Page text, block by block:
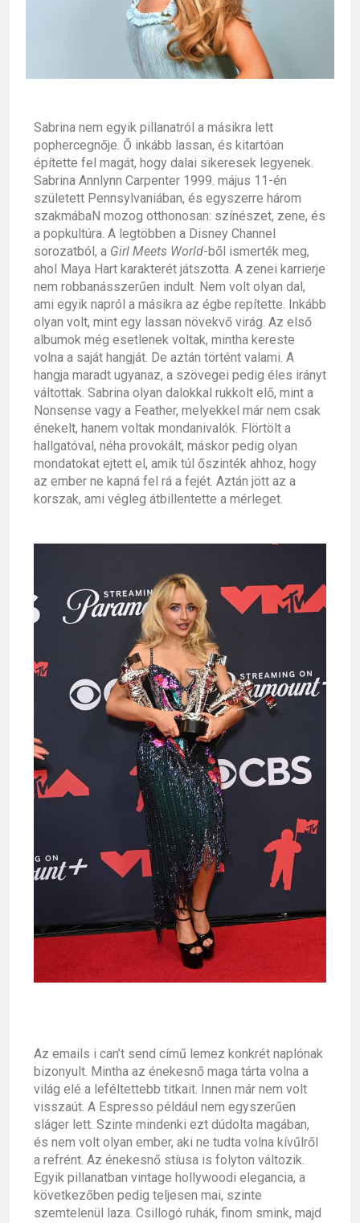
Sabrina nem egyik pillanatról a másikra lett
pophercegnője. Ő inkább lassan, és kitartóan
építette fel magát, hogy dalai sikeresek legyenek.
Sabrina Annlynn Carpenter 1999. május 11-én
született Pennsylvaniában, és egyszerre három
szakmábaN mozog otthonosan: színészet, zene, és
a popkultúra. A legtöbben a Disney Channel
sorozatból, a Girl Meets World-ből ismerték meg,
ahol Maya Hart karakterét játszotta. A zenei karrierje
nem robbanásszerűen indult. Nem volt olyan dal,
ami egyik napról a másikra az égbe repítette. Inkább
olyan volt, mint egy lassan növekvő virág. Az első
albumok még esetlenek voltak, mintha kereste
volna a saját hangját. De aztán történt valami. A
hangja maradt ugyanaz, a szövegei pedig éles irányt
váltottak. Sabrina olyan dalokkal rukkolt elő, mint a
Nonsense vagy a Feather, melyekkel már nem csak
énekelt, hanem voltak mondanivalók. Flörtölt a
hallgatóval, néha provokált, máskor pedig olyan
mondatokat ejtett el, amik túl őszinték ahhoz, hogy
az ember ne kapná fel rá a fejét. Aztán jött az a
korszak, ami végleg átbillentette a mérleget.
Az emails i can’t send című lemez konkrét naplónak
bizonyult. Mintha az énekesnő maga tárta volna a
világ elé a leféltettebb titkait. Innen már nem volt
visszaút. A Espresso például nem egyszerűen
sláger lett. Szinte mindenki ezt dúdolta magában,
és nem volt olyan ember, aki ne tudta volna kívűlről
a refrént. Az énekesnő stíusa is folyton változik.
Egyik pillanatban vintage hollywoodi elegancia, a
következőben pedig teljesen mai, szinte
szemtelenül laza. Csillogó ruhák, finom smink, majd